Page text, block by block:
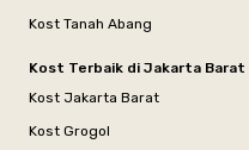
Kost Tanah Abang
Kost Terbaik di Jakarta Barat
Kost Jakarta Barat
Kost Grogol